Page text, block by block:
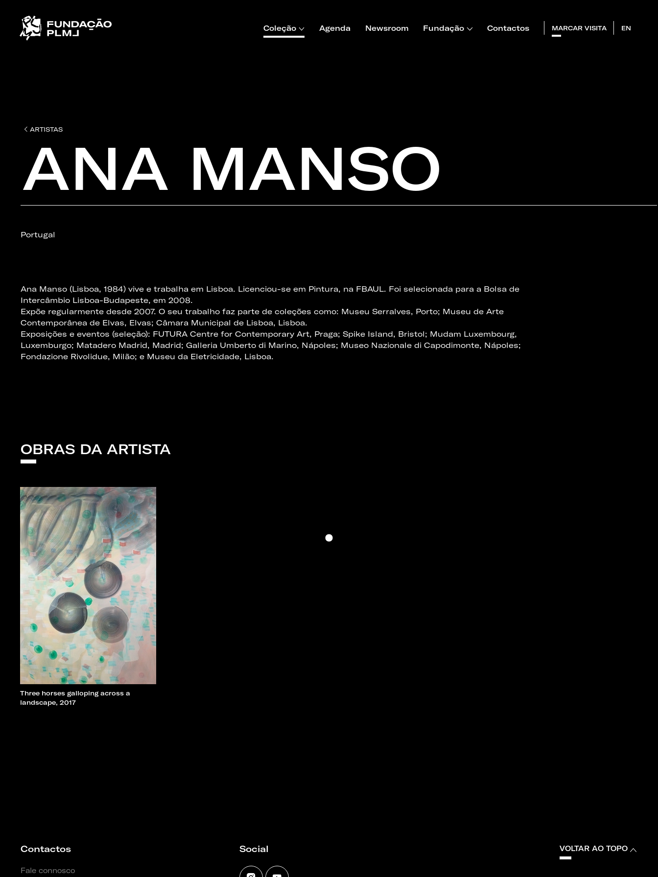
Coleção Agenda Newsroom Fundação Contactos MARCAR VISITA EN
ARTISTAS
ANA MANSO
Portugal
Ana Manso (Lisboa, 1984) vive e trabalha em Lisboa. Licenciou-se em Pintura, na FBAUL. Foi selecionada para a Bolsa de
Intercâmbio Lisboa-Budapeste, em 2008.
Expõe regularmente desde 2007. O seu trabalho faz parte de coleções como: Museu Serralves, Porto; Museu de Arte
Contemporânea de Elvas, Elvas; Câmara Municipal de Lisboa, Lisboa.
Exposições e eventos (seleção): FUTURA Centre for Contemporary Art, Praga; Spike Island, Bristol; Mudam Luxembourg,
Luxemburgo; Matadero Madrid, Madrid; Galleria Umberto di Marino, Nápoles; Museo Nazionale di Capodimonte, Nápoles;
Fondazione Rivolidue, Milão; e Museu da Eletricidade, Lisboa.
OBRAS DA ARTISTA
Three horses galloping across a
landscape, 2017
VOLTAR AO TOPO
Contactos
Fale connosco
Social